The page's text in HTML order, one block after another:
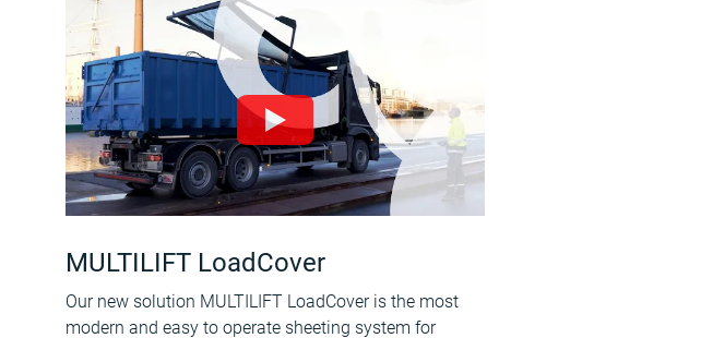
MULTILIFT LoadCover
Our new solution MULTILIFT LoadCover is the most
modern and easy to operate sheeting system for